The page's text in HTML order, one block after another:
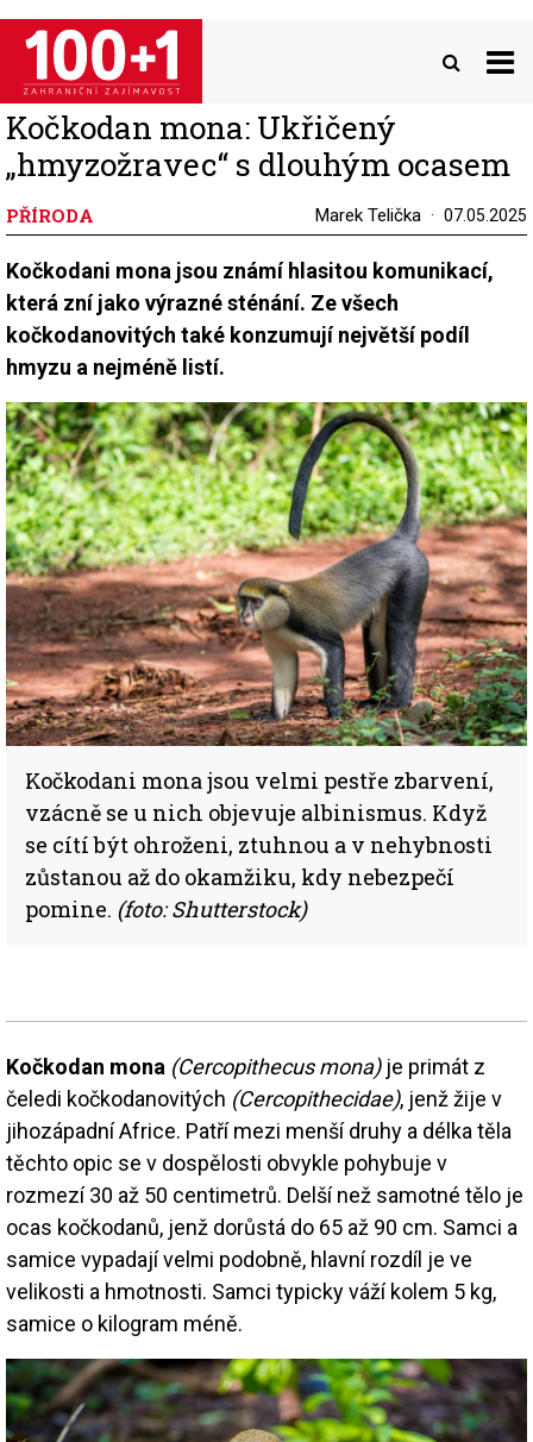
Přejít
hlavnímu
obsahu
Kočkodan mona: Ukřičený
„hmyzožravec“ s dlouhým ocasem
PŘÍRODA Marek Telička 07.05.2025
Kočkodani mona jsou známí hlasitou komunikací,
která zní jako výrazné sténání. Ze všech
kočkodanovitých také konzumují největší podíl
hmyzu a nejméně listí.
Kočkodani mona jsou velmi pestře zbarvení,
vzácně se u nich objevuje albinismus. Když
se cítí být ohroženi, ztuhnou a v nehybnosti
zůstanou až do okamžiku, kdy nebezpečí
pomine. (foto: Shutterstock)
Kočkodan mona (Cercopithecus mona)je primát z
čeledi kočkodanovitých (Cercopithecidae), jenž žije v
jihozápadní Africe. Patří mezi menší druhy a délka těla
těchto opic se v dospělosti obvykle pohybuje v
rozmezí 30 až 50 centimetrů. Delší než samotné tělo je
ocas kočkodanů, jenž dorůstá do 65 až 90 cm. Samci a
samice vypadají velmi podobně, hlavní rozdíl je ve
velikosti a hmotnosti. Samci typicky váží kolem 5 kg,
samice o kilogram méně.